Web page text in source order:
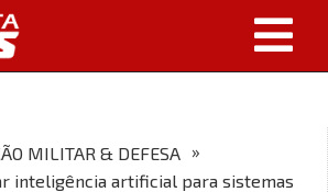
MILITAR & DEFESA »
inteligência artificial para sistemas